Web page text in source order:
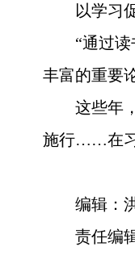
以学习
“通过
丰富的重要
这些年
施行……在习
编辑：
责任编